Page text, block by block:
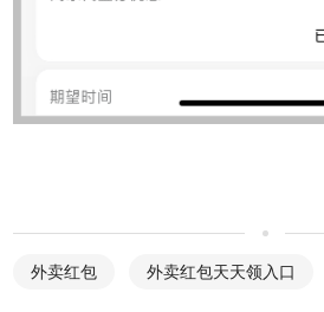
外卖红包 外卖红包天天领入口